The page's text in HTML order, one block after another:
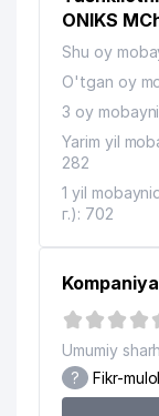
14
ELAN-
16
20 ASIA
ONIKS
Shu oy
O'tgan oy
3 oy
Yarim yil
282
1 yil
г.): 702
Umumiy
? Fikr-